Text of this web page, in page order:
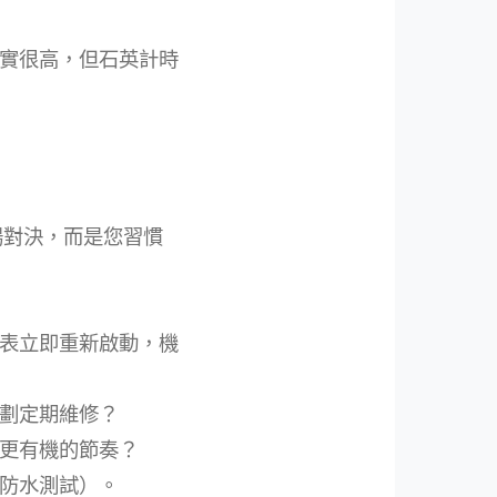
很高，但石英計時
決，而是您習慣
立即重新啟動，機
定期維修？
有機的節奏？
水測試）。